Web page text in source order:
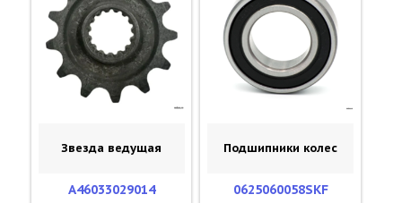
Звезда ведущая
A46033029014
Подшипники колес
0625060058SKF